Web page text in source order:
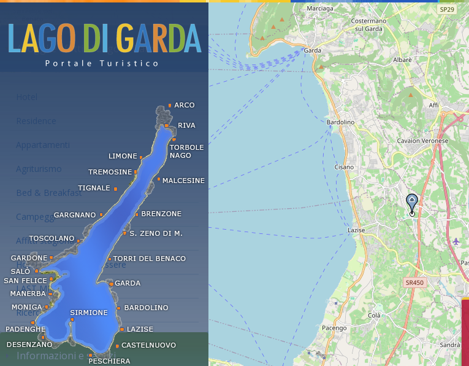
Alloggi e affitti al Lago di Garda
Appartamenti
Agriturismo
Bed & Breakfast
Campeggi
Affitti stagionali
Hotel con centro benessere
LAST MINUTE
Ricerca alloggi...
Informazioni e servizi